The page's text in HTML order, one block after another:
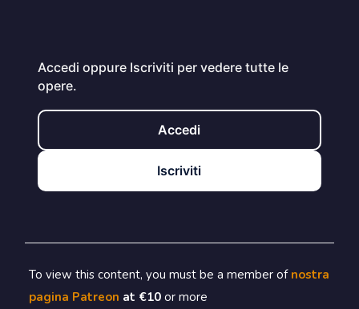
Accedi oppure Iscriviti per vedere tutte le
opere.
Accedi
Iscriviti
To view this content, you must be a member of nostra
pagina Patreon at €10 or more